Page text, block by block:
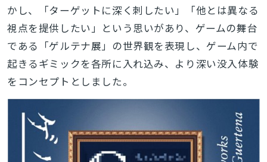
かし、「ターゲットに深く刺したい」「他とは異なる
視点を提供したい」という思いがあり、ゲームの舞台
である「ゲルテナ展」の世界観を表現し、ゲーム内で
起きるギミックを各所に入れ込み、より深い没入体験
をコンセプトとしました。